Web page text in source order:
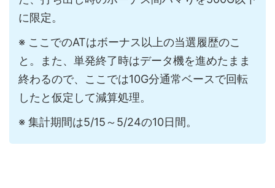
に限定。
※ ここでのATはボーナス以上の当選履歴のこ
と。また、単発終了時はデータ機を進めたまま
終わるので、ここでは10G分通常ベースで回転
したと仮定して減算処理。
※ 集計期間は5/15～5/24の10日間。